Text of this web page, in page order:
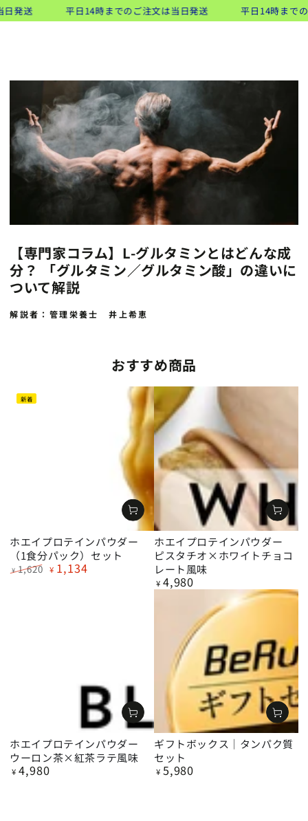
コンテンツにスキッ
プする
送 平日14時までのご注文は当日発送 平日14時までの
ト
【専門家コラム】L-グルタミンとはどんな成
分？ 「グルタミン／グルタミン酸」の違いに
ついて解説
解説者：管理栄養士 井上希恵
おすすめ商品
ホエイプロテインパウダー
（1食分パック）セット
¥ 1,620
¥ 1,134
新着
ホエイプロテインパウダー
ピスタチオ×ホワイトチョコ
レート風味
定
¥ 4,980
ホエイプロテインパウダー
ウーロン茶×紅茶ラテ風味
定
¥ 4,980
ギフトボックス｜タンパク質
セット
定
¥ 5,980
類似商品